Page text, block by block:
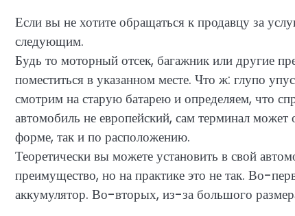
Если вы не хотите обращаться к продавцу за
следующим.
Будь то моторный отсек, багажник или другие
поместиться в указанном месте. Что ж: глупо
смотрим на старую батарею и определяем, что
автомобиль не европейский, сам терминал
форме, так и по расположению.
Теоретически вы можете установить в свой
преимущество, но на практике это не так. Во-
аккумулятор. Во-вторых, из-за большого